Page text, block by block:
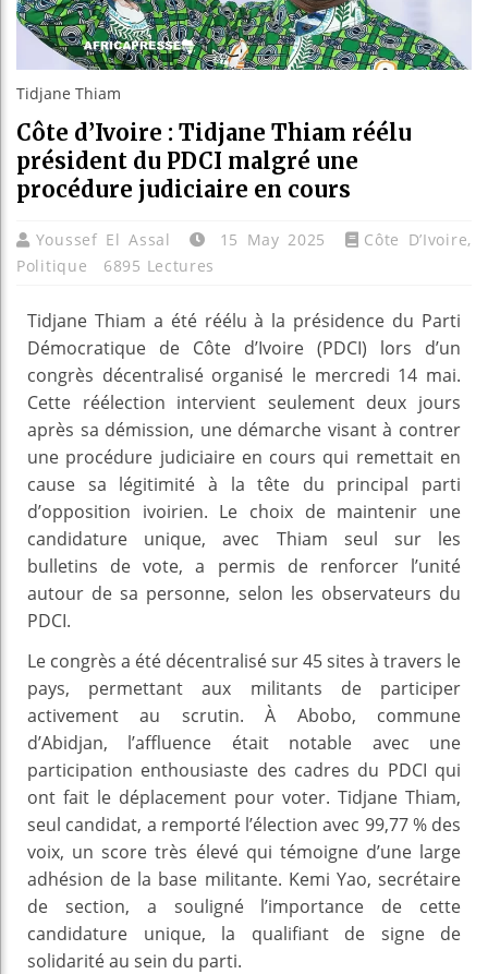
Tidjane Thiam
Côte d’Ivoire : Tidjane Thiam réélu
président du PDCI malgré une
procédure judiciaire en cours
Youssef El Assal 15 May 2025 Côte D’Ivoire,
Politique
6895 Lectures
Tidjane Thiam a été réélu à la présidence du Parti
Démocratique de Côte d’Ivoire (PDCI) lors d’un
congrès décentralisé organisé le mercredi 14 mai.
Cette réélection intervient seulement deux jours
après sa démission, une démarche visant à contrer
une procédure judiciaire en cours qui remettait en
cause sa légitimité à la tête du principal parti
d’opposition ivoirien. Le choix de maintenir une
candidature unique, avec Thiam seul sur les
bulletins de vote, a permis de renforcer l’unité
autour de sa personne, selon les observateurs du
PDCI.
Le congrès a été décentralisé sur 45 sites à travers le
pays, permettant aux militants de participer
activement au scrutin. À Abobo, commune
d’Abidjan, l’affluence était notable avec une
participation enthousiaste des cadres du PDCI qui
ont fait le déplacement pour voter. Tidjane Thiam,
seul candidat, a remporté l’élection avec 99,77 % des
voix, un score très élevé qui témoigne d’une large
adhésion de la base militante. Kemi Yao, secrétaire
de section, a souligné l’importance de cette
candidature unique, la qualifiant de signe de
solidarité au sein du parti.